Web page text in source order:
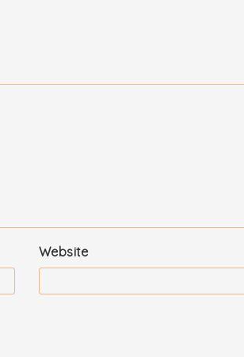
Website